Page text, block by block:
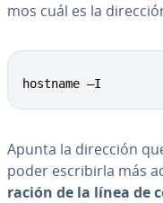
mos cuál es la
hostname –I
Apunta la dirección
poder es­cri­bi­r­la más
ra­ción de la línea de